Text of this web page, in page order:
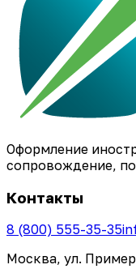
Оформление
сопровождение,
Контакты
8 (800) 555-35-35
Москва, ул.